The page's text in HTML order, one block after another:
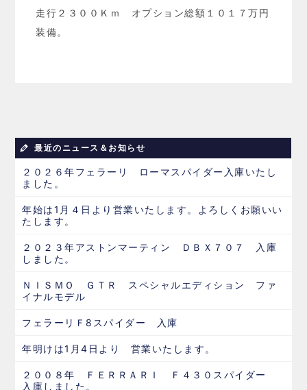
走行２３００Ｋｍ オプション総額１０１７万円
装備。
最近のニュース＆お知らせ
２０２６年フェラーリ ローマスパイダー入庫いたし
ました。
年始は1月４日より営業いたします。よろしくお願いい
たします。
２０２３年アストンマーティン ＤＢＸ７０７ 入庫
しました。
ＮＩＳＭＯ ＧＴＲ スペシャルエディション ファ
イナルモデル
フェラーリＦ8スパイダー 入庫
年明けは1月4日より 営業いたします。
２００８年 ＦＥＲＲＡＲＩ Ｆ４３０スパイダー
入庫しました。